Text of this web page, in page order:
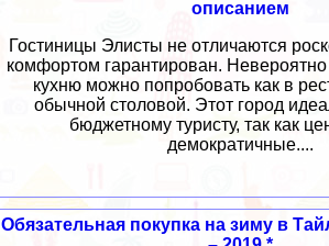
описанием
Гостиницы Элисты не отличаются
комфортом гарантирован.
кухню можно попробовать как в
обычной столовой. Этот город
бюджетному туристу, так как
демократичные....
Обязательная покупка на зиму в